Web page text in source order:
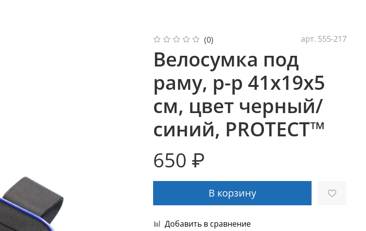
(0) арт. 555-217
Велосумка под
раму, р-р 41х19х5
см, цвет черный/
синий, PROTECT™
650 ₽
В корзину
Добавить в сравнение